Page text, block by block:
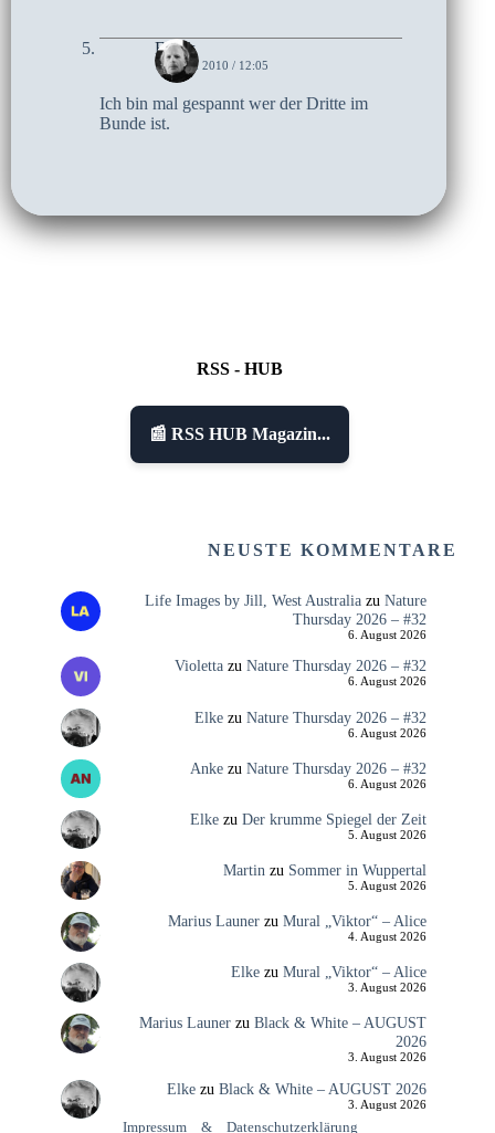
Frank
11. MAI 2010 / 12:05
Ich bin mal gespannt wer der Dritte im
Bunde ist.
RSS - HUB
📰 RSS HUB Magazin...
NEUSTE KOMMENTARE
Life Images by Jill, West Australiazu Nature
Thursday 2026 – #32
6. August 2026
Violettazu Nature Thursday 2026 – #32
6. August 2026
Elkezu Nature Thursday 2026 – #32
6. August 2026
Ankezu Nature Thursday 2026 – #32
6. August 2026
Elkezu Der krumme Spiegel der Zeit
5. August 2026
Martin zu Sommer in Wuppertal
5. August 2026
Marius Launerzu Mural „Viktor“ – Alice
4. August 2026
Elkezu Mural „Viktor“ – Alice
3. August 2026
Marius Launerzu Black & White – AUGUST
2026
3. August 2026
Elkezu Black & White – AUGUST 2026
3. August 2026
Impressum & Datenschutzerklärung